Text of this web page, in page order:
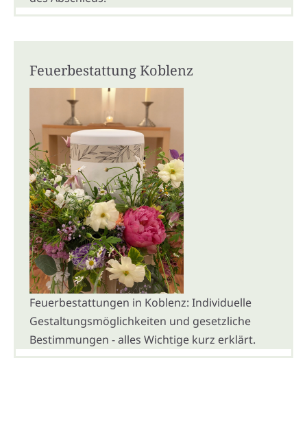
Feuerbestattung Koblenz
Feuerbestattungen in Koblenz: Individuelle
Gestaltungsmöglichkeiten und gesetzliche
Bestimmungen - alles Wichtige kurz erklärt.